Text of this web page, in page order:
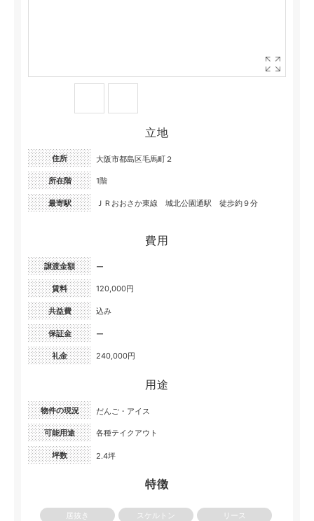
立地
住所 大阪市都島区毛馬町２
所在階 1階
最寄駅 ＪＲおおさか東線 城北公園通駅 徒歩約９分
費用
譲渡金額 ー
賃料 120,000円
共益費 込み
保証金 ー
礼金 240,000円
用途
物件の現況 だんご・アイス
可能用途 各種テイクアウト
坪数 2.4坪
特徴
居抜き スケルトン
リース